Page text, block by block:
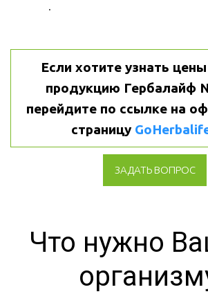
.
Если хотите узнать
продукцию Гербалайф
перейдите по ссылке на
страницу
ЗАДАТЬ ВОПРОС
Что нужно